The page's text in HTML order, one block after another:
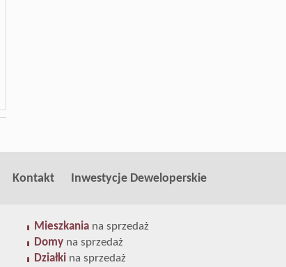
Kontakt Inwestycje Deweloperskie
Mieszkania na sprzedaż
Domy na sprzedaż
Działki na sprzedaż